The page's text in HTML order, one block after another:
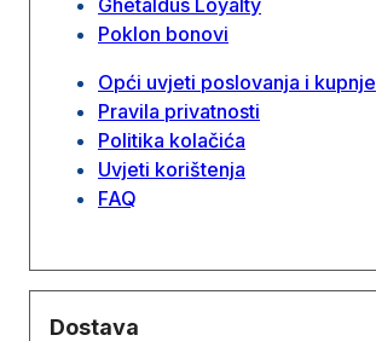
Poklon bonovi
Opći uvjeti poslovanja i kupnje
Pravila privatnosti
Politika kolačića
Uvjeti korištenja
FAQ
Dostava